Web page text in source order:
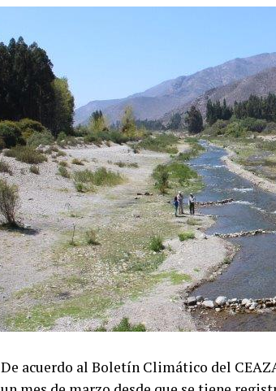
De acuerdo al Boletín Climático del